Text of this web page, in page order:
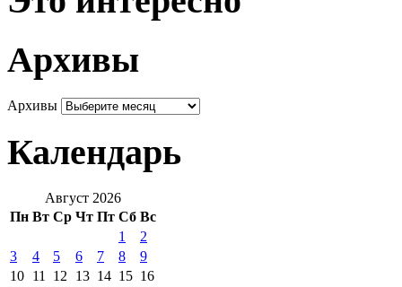
Архивы
Архивы
Календарь
Август 2026
Пн Вт Ср Чт Пт Сб Вс
1
2
3
4 5 6 7 8
9
10 11 12 13 14 15 16